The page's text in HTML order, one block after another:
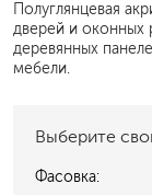
Полуглянцевая
дверей и оконных
деревянных
мебели.
Выберите
Фасовка: